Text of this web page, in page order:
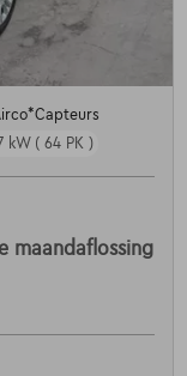
kW ( 64 PK )
maandaflossing